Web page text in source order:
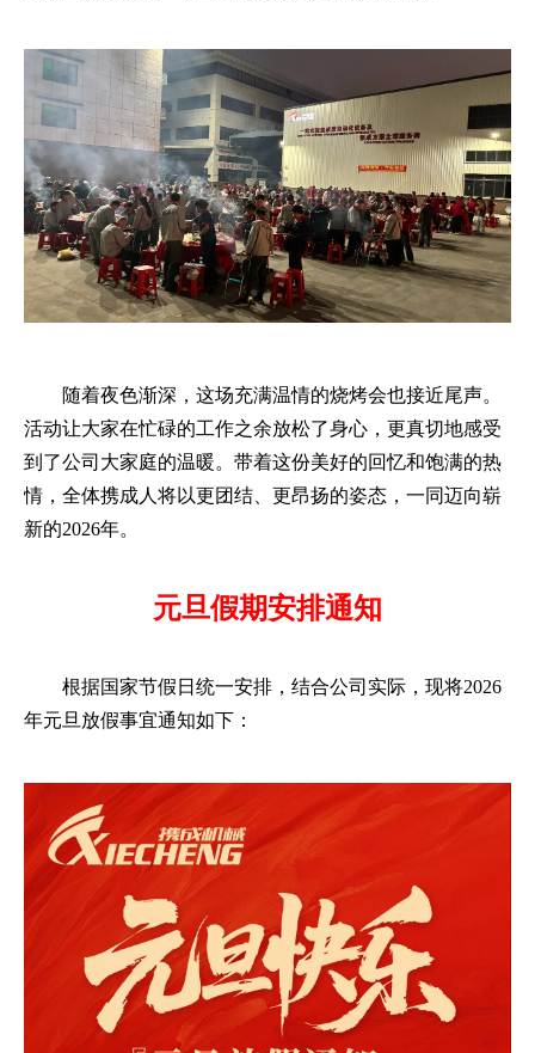
随着夜色渐深，这场充满温情的烧烤会也接近尾声。
活动让大家在忙碌的工作之余放松了身心，更真切地感受
到了公司大家庭的温暖。带着这份美好的回忆和饱满的热
情，全体携成人将以更团结、更昂扬的姿态，一同迈向崭
新的2026年。
元旦假期安排通知
根据国家节假日统一安排，结合公司实际，现将2026
年元旦放假事宜通知如下：